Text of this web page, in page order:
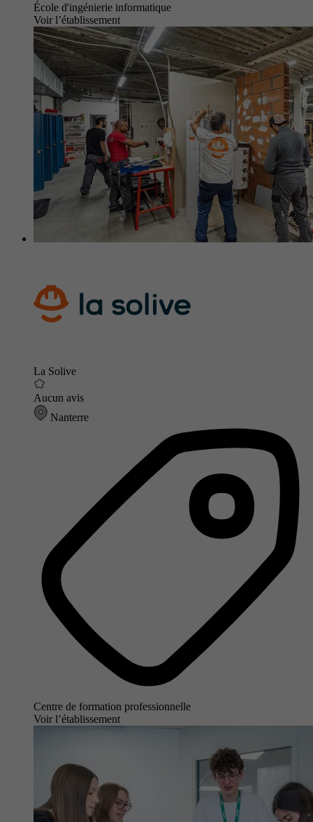
École d'ingénierie informatique
Voir l’établissement
La Solive
Aucun avis
Nanterre
Centre de formation professionnelle
Voir l’établissement